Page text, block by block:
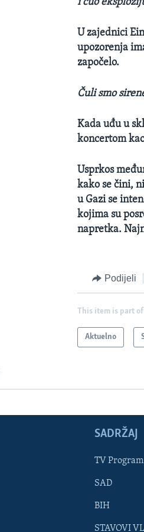
U zajednici
upozorenja
započelo.
Čuli smo
Kada uđu u
koncertom
Usprkos
kako se čini,
u Gazi se
kojima su
napretka.
Podijeli
This item is part of
Aktuelno
SADRŽAJ
TV Program
SAD
BIH
STAVOVI